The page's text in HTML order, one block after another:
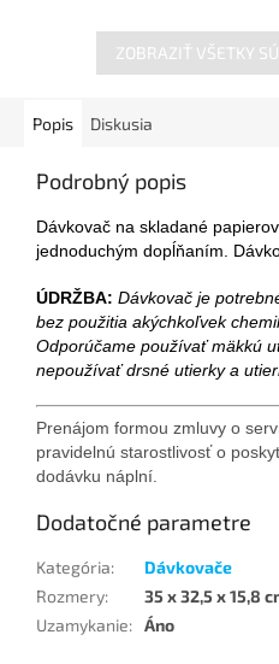
ZOBRAZIŤ VŠETKY
Popis Diskusia
Podrobný popis
Dávkovač na skladané
jednoduchým dopĺňaním.
ÚDRŽBA: Dávkovač je
bez použitia akýchkoľvek
Odporúčame používať mäkkú
nepoužívať drsné utierky a
Prenájom formou zmluvy o
pravidelnú starostlivosť o
dodávku náplní.
Dodatočné parametre
Kategória:
Dávkovače
Rozmery:
35 x 32,5 x 15,8
Uzamykanie: Áno